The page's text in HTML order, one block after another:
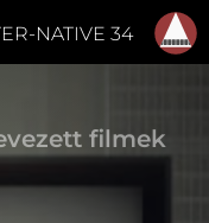
NATIVE 34
filmek